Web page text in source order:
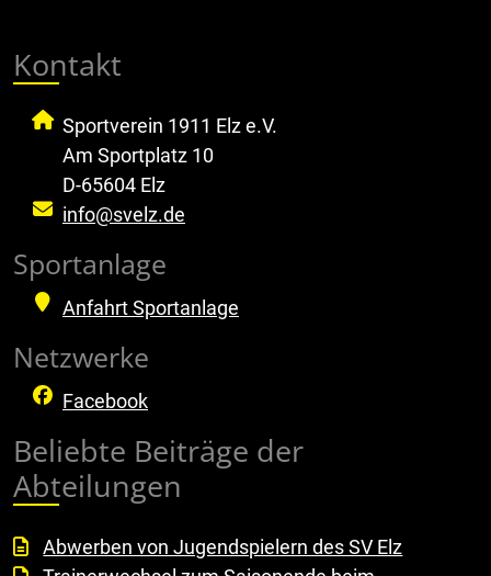
Kontakt
Sportverein 1911 Elz e.V.
Am Sportplatz 10
D-65604 Elz
info@svelz.de
Sportanlage
Anfahrt Sportanlage
Netzwerke
Facebook
Beliebte Beiträge der
Abteilungen
Abwerben von Jugendspielern des SV Elz